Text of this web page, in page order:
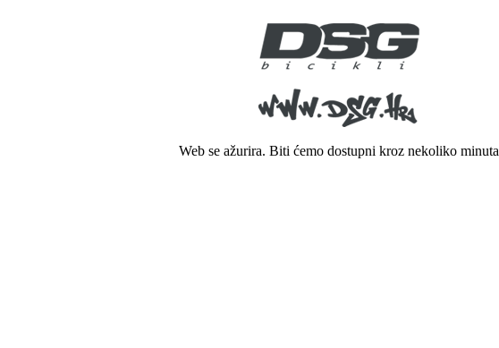
Web se ažurira. Biti ćemo dostupni kroz nekoliko minuta